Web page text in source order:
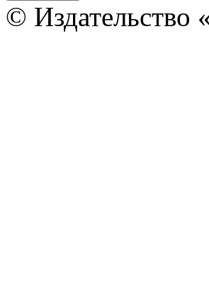
© Издательство